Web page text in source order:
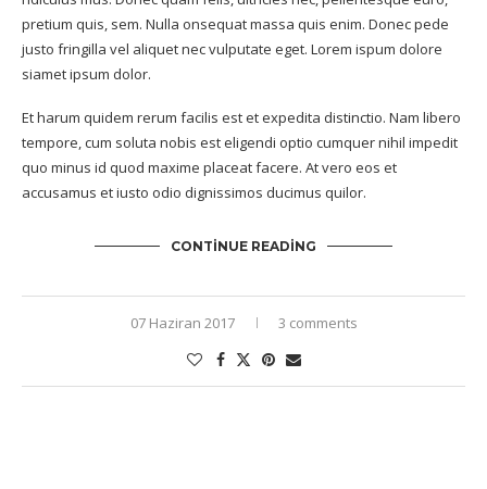
pretium quis, sem. Nulla onsequat massa quis enim. Donec pede
justo fringilla vel aliquet nec vulputate eget. Lorem ispum dolore
siamet ipsum dolor.
Et harum quidem rerum facilis est et expedita distinctio. Nam libero
tempore, cum soluta nobis est eligendi optio cumquer nihil impedit
quo minus id quod maxime placeat facere. At vero eos et
accusamus et iusto odio dignissimos ducimus quilor.
CONTINUE READING
07 Haziran 2017 3 comments